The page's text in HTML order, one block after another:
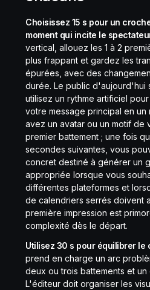
Choisissez 15 s pour un
moment qui incite le
vertical, allouez les 1 à 2
plus frappant et gardez les
épurées, avec des
durée. Le public d'aujourd'hui
utilisez un rythme artificiel
votre message principal en un
avez un avatar ou un motif de
premier battement ; une fois
secondes suivantes, vous
concret destiné à générer un
appropriée lorsque vous
différentes plateformes et
de calendriers serrés doivent
première impression est
complexité dès le départ.
Utilisez 30 s pour équilibrer le
prend en charge un arc
deux ou trois battements et un
L'éditeur doit organiser les